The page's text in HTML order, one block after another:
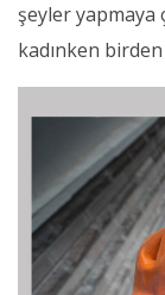
şeyler yapmaya
kadınken